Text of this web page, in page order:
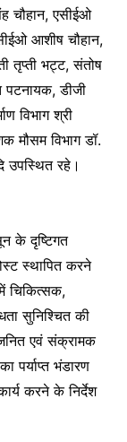
चौहान, एसीईओ
आशीष चौहान,
तृप्ती भट्ट, संतोष
पटनायक, डीजी
विभाग श्री
मौसम विभाग डॉ.
उपस्थित रहे।
के दृष्टिगत
स्थापित करने
चिकित्सक,
सुनिश्चित की
एवं संक्रामक
पर्याप्त भंडारण
करने के निर्देश